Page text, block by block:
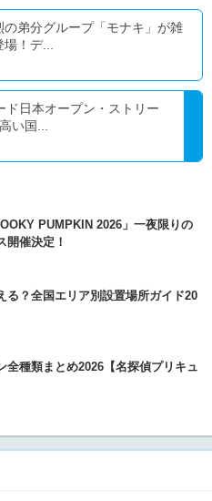
の弟分グループ「モナキ」が雑
場！デ...
ド日本オープン・ストリー
い国...
PUMPKIN 2026」一夜限りの
開催決定！
る？全国エリア別設置場所ガイド20
全種類まとめ2026【名探偵プリキュ